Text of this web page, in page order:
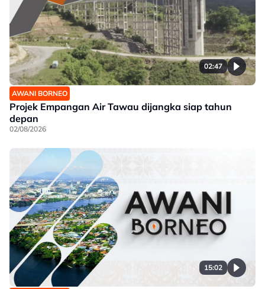
02:47
AWANI BORNEO
Projek Empangan Air Tawau dijangka siap tahun
depan
02/08/2026
15:02